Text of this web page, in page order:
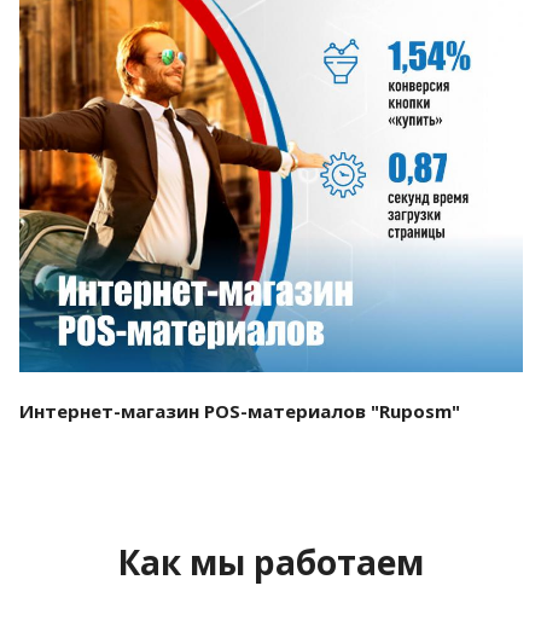
Смотреть проект
Интернет-магазин POS-материалов "Ruposm"
Как мы работаем